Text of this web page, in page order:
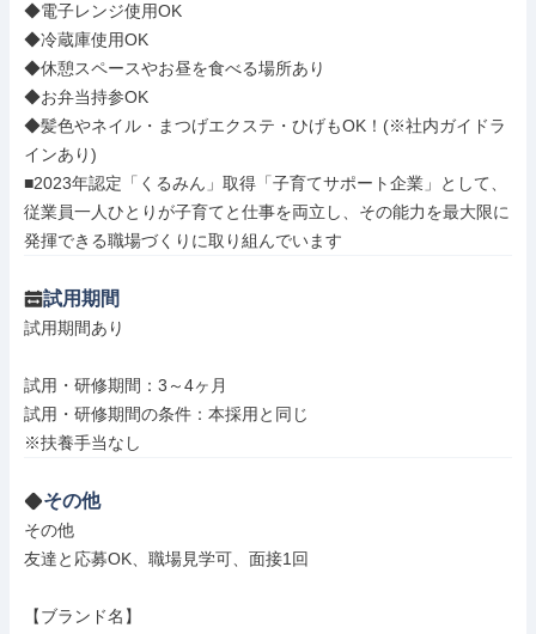
◆電子レンジ使用OK
◆冷蔵庫使用OK
◆休憩スペースやお昼を食べる場所あり
◆お弁当持参OK
◆髪色やネイル・まつげエクステ・ひげもOK！(※社内ガイドラ
インあり)
■2023年認定「くるみん」取得「子育てサポート企業」として、
従業員一人ひとりが子育てと仕事を両立し、その能力を最大限に
発揮できる職場づくりに取り組んでいます
試用期間
試用期間あり
試用・研修期間：3～4ヶ月
試用・研修期間の条件：本採用と同じ
その他
その他
友達と応募OK、職場見学可、面接1回
【ブランド名】